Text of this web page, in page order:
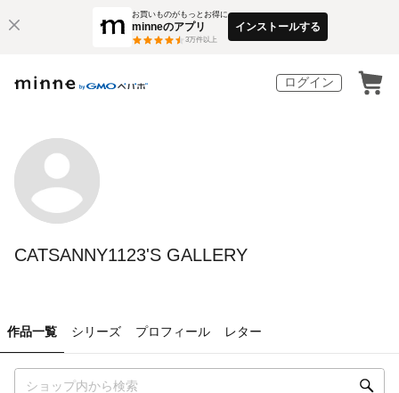
お買いものがもっとお得に
minneのアプリ
3万件以上
インストールする
ログイン
CATSANNY1123'S GALLERY
作品一覧 シリーズ プロフィール レター